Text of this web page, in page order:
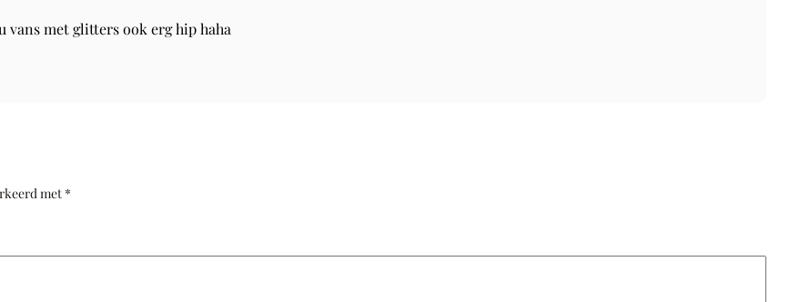
met glitters ook erg hip haha
met *